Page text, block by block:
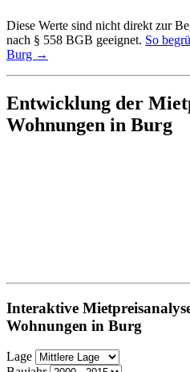
Diese Werte sind nicht direkt zur
nach § 558 BGB geeignet. So
Burg →
Entwicklung der
Wohnungen in Burg
Interaktive
Wohnungen in Burg
Lage